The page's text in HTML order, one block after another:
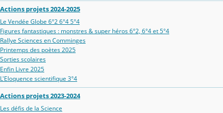
Actions projets 2024-2025
Le Vendée Globe 6°2 6°4 5°4
Figures fantastiques : monstres & super héros 6°2, 6°4 et 5°4
Rallye Sciences en Comminges
Printemps des poètes 2025
Sorties scolaires
Enfin Livre 2025
L'Eloquence scientifique 3°4
Actions projets 2023-2024
Les défis de la Science